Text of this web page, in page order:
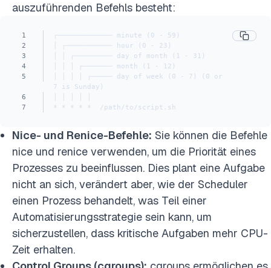
auszuführenden Befehls besteht:
1
┌───────────── minute (0 - 59)
2
│ ┌─────────── hour (0 - 23)
3
│ │ ┌───────── day of month (1 - 31)
4
│ │ │ ┌─────── month (1 - 12)
5
│ │ │ │ ┌───── day of week (0 - 7) (0 or
7 is Sunday)
6
7
* * * * *  /path/to/script.sh
Nice- und Renice-Befehle: Sie können die Befehle
nice und renice verwenden, um die Priorität eines
Prozesses zu beeinflussen. Dies plant eine Aufgabe
nicht an sich, verändert aber, wie der Scheduler
einen Prozess behandelt, was Teil einer
Automatisierungsstrategie sein kann, um
sicherzustellen, dass kritische Aufgaben mehr CPU-
Zeit erhalten.